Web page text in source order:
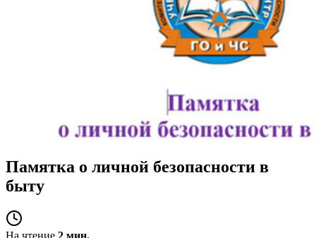
Памятка о личной безопасности в
быту
На чтение 2 мин.